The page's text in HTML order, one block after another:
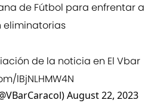
de Fútbol para enfrentar a
eliminatorias
de la noticia en El Vbar
lBjNLHMW4N
August 22, 2023